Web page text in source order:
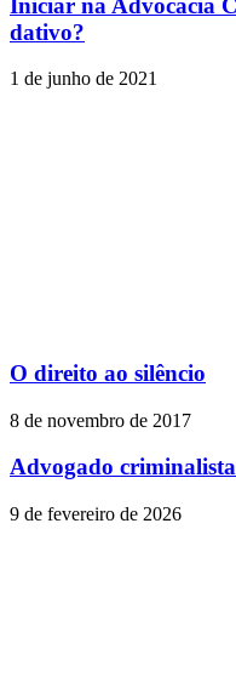
dativo?
1 de junho de 2021
O direito ao silêncio
8 de novembro de 2017
Advogado criminalista
9 de fevereiro de 2026